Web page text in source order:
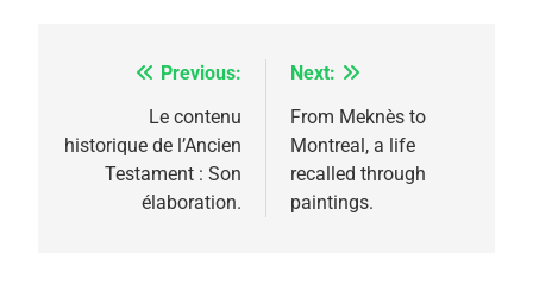
Navigation
l’article
Previous:
Le contenu
historique de l’Ancien
Testament : Son
élaboration.
Next:
From Meknès to
Montreal, a life
recalled through
paintings.
2025, l’année la plus
meurtrière selon le
rapport d’ADL contre
FRANCE ISRAÉL